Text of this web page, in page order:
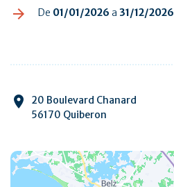
De 01/01/2026 a 31/12/2026
20 Boulevard Chanard
56170 Quiberon